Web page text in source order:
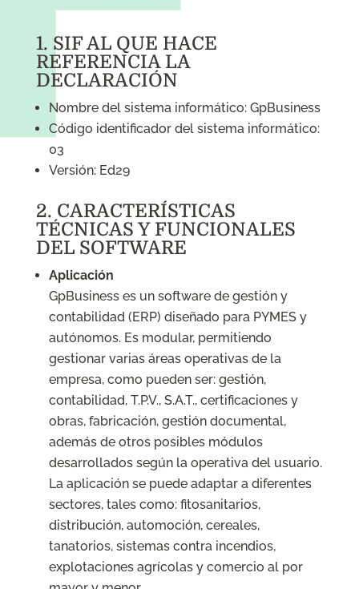
1. SIF AL QUE HACE
REFERENCIA LA
DECLARACIÓN
Nombre del sistema informático: GpBusiness
Código identificador del sistema informático:
03
Versión: Ed29
2. CARACTERÍSTICAS
TÉCNICAS Y FUNCIONALES
DEL SOFTWARE
Aplicación
GpBusiness es un software de gestión y
contabilidad (ERP) diseñado para PYMES y
autónomos. Es modular, permitiendo
gestionar varias áreas operativas de la
empresa, como pueden ser: gestión,
contabilidad, T.P.V., S.A.T., certificaciones y
obras, fabricación, gestión documental,
además de otros posibles módulos
desarrollados según la operativa del usuario.
La aplicación se puede adaptar a diferentes
sectores, tales como: fitosanitarios,
distribución, automoción, cereales,
tanatorios, sistemas contra incendios,
explotaciones agrícolas y comercio al por